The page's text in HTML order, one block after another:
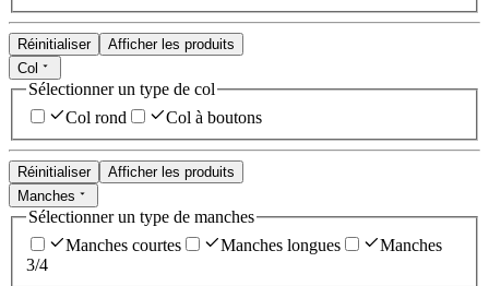
Réinitialiser
Afficher les produits
Col
Sélectionner un type de col
Col rond
Col à boutons
Réinitialiser
Afficher les produits
Manches
Sélectionner un type de manches
Manches courtes
Manches longues
Manches
3/4